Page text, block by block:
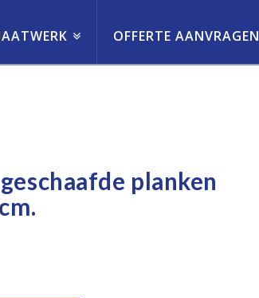
OFFERTE AANVRAGEN
planken